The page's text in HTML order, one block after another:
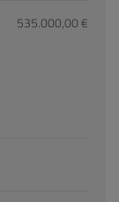
535.000,00 €